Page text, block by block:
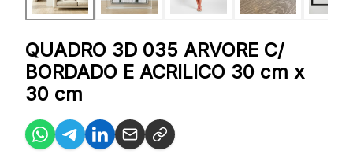
QUADRO 3D 035 ARVORE C/
BORDADO E ACRILICO 30 cm x
30 cm